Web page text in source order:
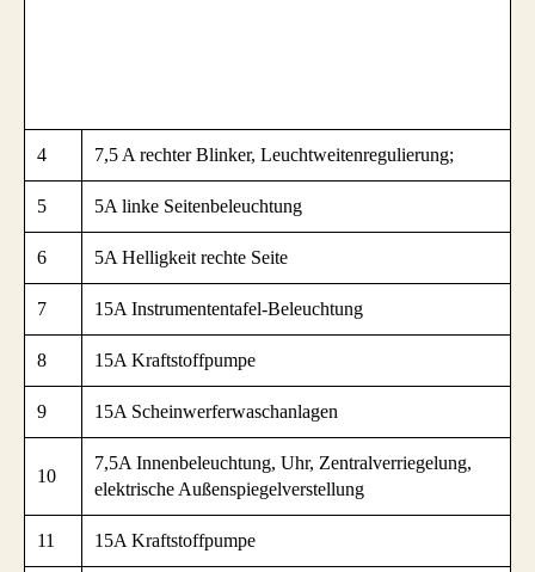
4 7,5 A rechter Blinker, Leuchtweitenregulierung;
5 5A linke Seitenbeleuchtung
6 5A Helligkeit rechte Seite
7 15A Instrumententafel-Beleuchtung
8 15A Kraftstoffpumpe
9 15A Scheinwerferwaschanlagen
10
7,5A Innenbeleuchtung, Uhr, Zentralverriegelung,
elektrische Außenspiegelverstellung
11 15A Kraftstoffpumpe